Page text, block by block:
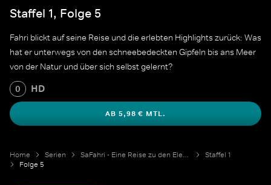
Staffel 1, Folge 5
Fahri blickt auf seine Reise und die erlebten Highlights zurück: Was
hat er unterwegs von den schneebedeckten Gipfeln bis ans Meer
von der Natur und über sich selbst gelernt?
0 HD
AB 5,98 € MTL.
Home Serien SaFahri - Eine Reise zu den Elementen
Staffel 1
Folge 5